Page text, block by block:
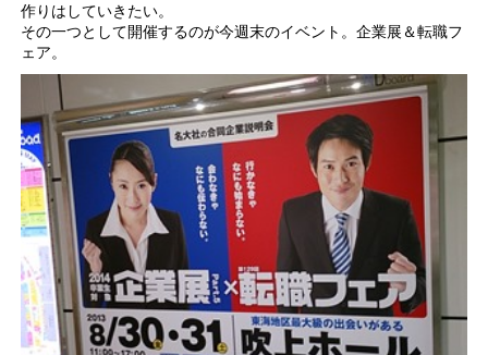
作りはしていきたい。
その一つとして開催するのが今週末のイベント。企業展＆転職フ
ェア。